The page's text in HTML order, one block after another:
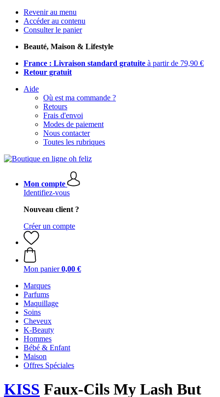
Revenir au menu
Accéder au contenu
Consulter le panier
Beauté, Maison & Lifestyle
France : Livraison standard gratuite à partir de 79,90 €
Retour gratuit
Aide
Où est ma commande ?
Retours
Frais d'envoi
Modes de paiement
Nous contacter
Toutes les rubriques
Mon compte
Identifiez-vous
Nouveau client ?
Créer un compte
Mon panier 0,00 €
Marques
Parfums
Maquillage
Soins
Cheveux
K-Beauty
Hommes
Bébé & Enfant
Maison
Offres Spéciales
KISS Faux-Cils My Lash But